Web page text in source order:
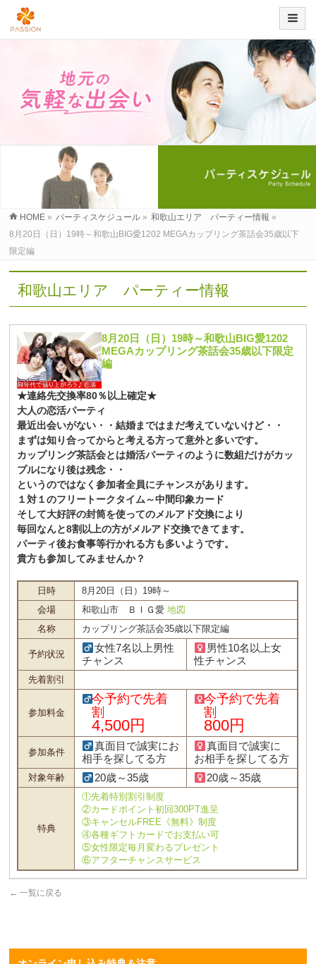
HOME » パーティスケジュール » 和歌山エリア パーティー情報 »
8月20日（日）19時～和歌山BIG愛1202 MEGAカップリング茶話会35歳以下
限定編
和歌山エリア パーティー情報
8月20日（日）19時～和歌山BIG愛1202
MEGAカップリング茶話会35歳以下限定
編
★連絡先交換率80％以上確定★
大人の恋活パーティ
最近出会いがない・・結婚まではまだ考えていないけど・・
まずは知り合ってからと考える方って意外と多いです。
カップリング茶話会とは婚活パーティのように数組だけがカッ
プルになり後は残念・・
というのではなく参加者全員にチャンスがあります。
１対１のフリートークタイム～中間印象カード
そして大好評の封筒を使ってのメルアド交換により
毎回なんと8割以上の方がメルアド交換できてます。
パーティ後お食事等行かれる方も多いようです。
貴方も参加してみませんか？
日時
8月20日（日）19時～
会場
和歌山市 ＢＩＧ愛地図
名称
カップリング茶話会35歳以下限定編
予約状況
女性7名以上男性
チャンス
男性10名以上女
性チャンス
先着割引
参加料金
今予約で先着
割
4,500円
今予約で先着
割
800円
参加条件
真面目で誠実にお
相手を探してる方
真面目で誠実に
お相手を探してる方
対象年齢 20歳～35歳 20歳～35歳
特典
①先着特別割引制度
②カードポイント初回300PT進呈
③キャンセルFREE《無料》制度
④各種ギフトカードでお支払い可
⑤女性限定毎月変わるプレゼント
⑥アフターチャンスサービス
← 一覧に戻る